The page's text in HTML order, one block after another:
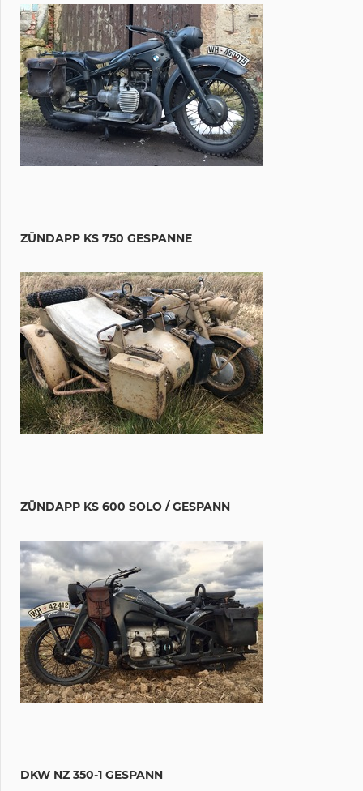
ZÜNDAPP KS 750 GESPANNE
ZÜNDAPP KS 600 SOLO / GESPANN
DKW NZ 350-1 GESPANN